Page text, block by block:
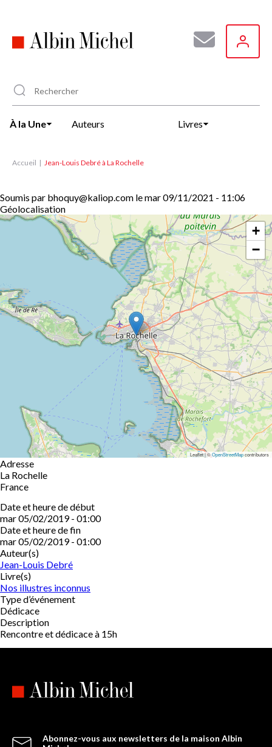
principal
À la Une Auteurs Livres
Accueil Jean-Louis Debré à La Rochelle
Soumis par bhoquy@kaliop.com lemar 09/11/2021 - 11:06
Géolocalisation
+
−
Leaflet | ©OpenStreetMapcontributors
Adresse
La Rochelle
France
Date et heure de début
mar 05/02/2019 - 01:00
Date et heure de fin
mar 05/02/2019 - 01:00
Auteur(s)
Jean-Louis Debré
Livre(s)
Nos illustres inconnus
Type d’événement
Dédicace
Description
Rencontre et dédicace à 15h
Abonnez-vous aux newsletters de la maison Albin